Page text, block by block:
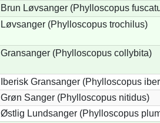
Brun Løvsanger (Phylloscopus
Løvsanger (Phylloscopus trochilus)
Gransanger (Phylloscopus collybita)
Iberisk Gransanger (Phylloscopus
Grøn Sanger (Phylloscopus nitidus)
Østlig Lundsanger (Phylloscopus